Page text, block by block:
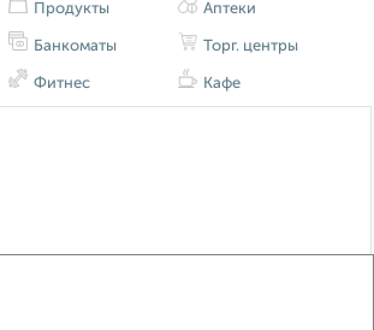
Продукты
Банкоматы
Фитнес
Аптеки
Торг. центры
Кафе